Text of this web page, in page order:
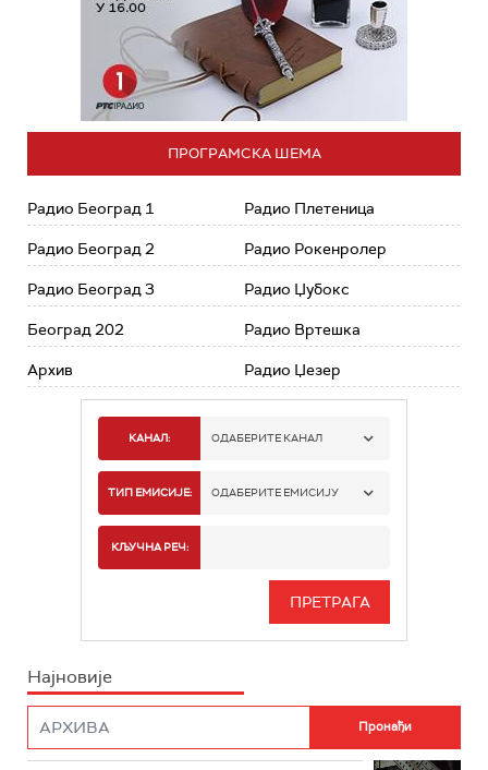
ПРОГРАМСКА ШЕМА
Радио Београд 1
Радио Београд 2
Радио Београд 3
Београд 202
Архив
Радио Плетеница
Радио Рокенролер
Радио Џубокс
Радио Вртешка
Радио Џезер
КАНАЛ: ОДАБЕРИТЕ КАНАЛ
РАДИО БЕОГРАД 1
РАДИО БЕОГРАД 3
РАДИО РОКЕНРОЛЕР
ТИП ЕМИСИЈЕ: ОДАБЕРИТЕ ЕМИСИЈУ
ИНФО
КЉУЧНА РЕЧ:
Најновије